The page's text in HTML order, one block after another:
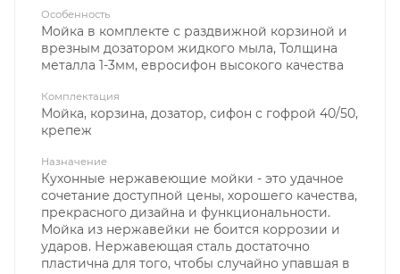
Особенность
Мойка в комплекте с раздвижной корзиной и
врезным дозатором жидкого мыла, Толщина
металла 1-3мм, евросифон высокого качества
Комплектация
Мойка, корзина, дозатор, сифон с гофрой 40/50,
крепеж
Назначение
Кухонные нержавеющие мойки - это удачное
сочетание доступной цены, хорошего качества,
прекрасного дизайна и функциональности.
Мойка из нержавейки не боится коррозии и
ударов. Нержавеющая сталь достаточно
пластична для того, чтобы случайно упавшая в